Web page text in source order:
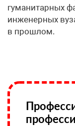
гуманитарных
инженерных
в прошлом.